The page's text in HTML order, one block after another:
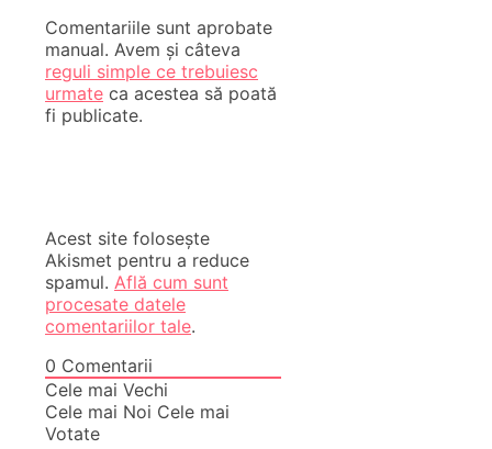
Comentariile sunt aprobate
manual. Avem și câteva
reguli simple ce trebuiesc
urmate ca acestea să poată
fi publicate.
Acest site folosește
Akismet pentru a reduce
spamul. Află cum sunt
procesate datele
comentariilor tale.
0 Comentarii
Cele mai Vechi
Cele mai Noi Cele mai
Votate